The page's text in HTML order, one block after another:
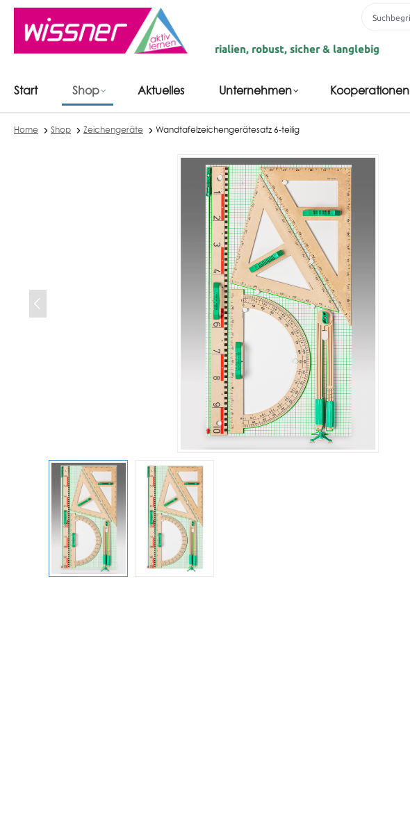
in Deutschland | recycelte Materialien, robust, sicher & langlebig
Start Shop Aktuelles Unternehmen Kooperationen
Home Shop Zeichengeräte Wandtafelzeichengerätesatz 6-teilig